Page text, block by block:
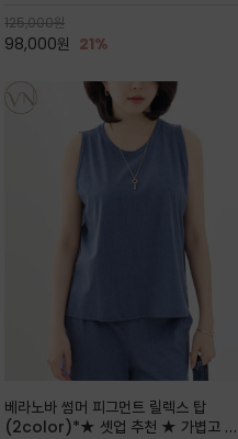
등과 밸런스를 맞춥니다
125,000원
98,000원 21%
베라노바 썸머 피그먼트 릴렉스 탑
(2color)*★ 셋업 추천 ★ 가볍고 부